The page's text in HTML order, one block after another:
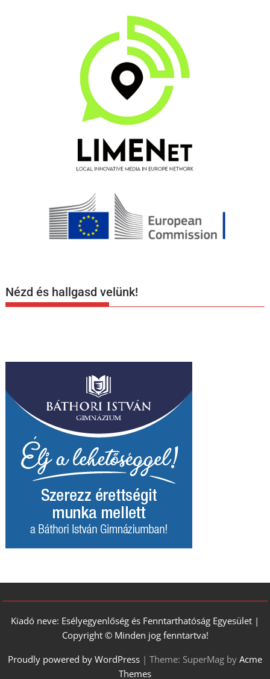
Nézd és hallgasd velünk!
Kiadó neve: Esélyegyenlőség és Fenntarthatóság Egyesület |
Copyright © Minden jog fenntartva!
Proudly powered by WordPress | Theme: SuperMag by Acme
Themes